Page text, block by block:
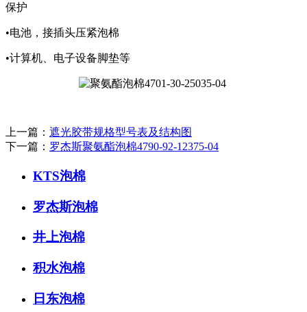
保护
•电池，接插头压紧泡棉
•计算机、电子设备脚垫等
上一篇： 遮光胶带规格型号表及结构图
下一篇： 罗杰斯聚氨酯泡棉4790-92-12375-04
KTS泡棉
罗杰斯泡棉
井上泡棉
积水泡棉
日东泡棉